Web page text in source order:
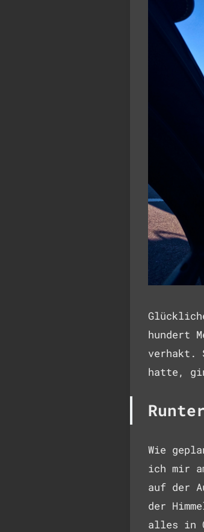
hundert
verhakt.
hatte,
Wie
ich mir
auf der
der
alles in